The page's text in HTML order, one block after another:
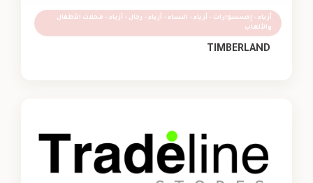
أزياء - إكسسوارات - أزياء - النساء - أزياء - رجال - أزياء - محلات الأطفال
والألعاب
TIMBERLAND